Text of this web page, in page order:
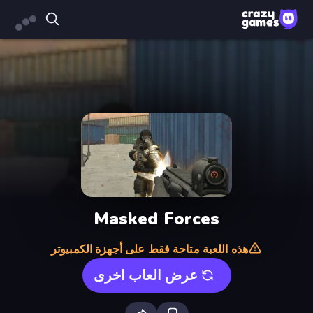
Masked Forces
هذه اللعبة متاحة فقط على أجهزة الكمبيوتر
عرض العاب اخرى